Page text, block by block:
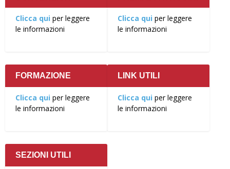
Clicca qui per leggere
le informazioni
Clicca qui per leggere
le informazioni
FORMAZIONE
Clicca qui per leggere
le informazioni
LINK UTILI
Clicca qui per leggere
le informazioni
SEZIONI UTILI